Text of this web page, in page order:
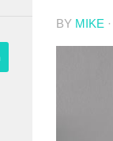
BY MIKE ·